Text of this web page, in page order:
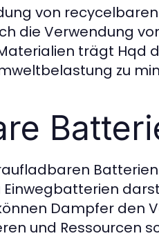
von
die Verwendung
trägt Hqd
zu
Dampfer den
und Ressourcen